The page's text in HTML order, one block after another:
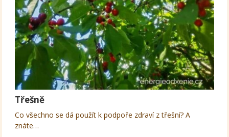
Třešně
Co všechno se dá použít k podpoře zdraví z třešní? A
znáte…